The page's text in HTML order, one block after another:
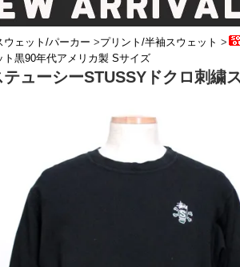
ウェット/パーカー >プリント/半袖スウェット >
ト黒90年代アメリカ製 Sサイズ
テューシーSTUSSYドクロ刺繍